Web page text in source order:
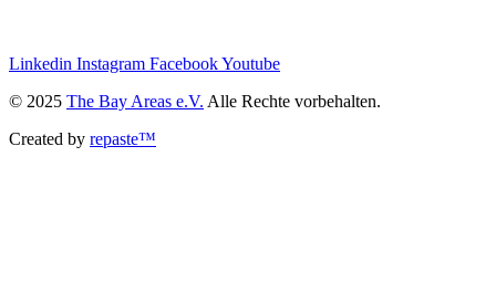
Linkedin Instagram FacebookYoutube
© 2025 The Bay Areas e.V. Alle Rechte vorbehalten.
Created by repaste™